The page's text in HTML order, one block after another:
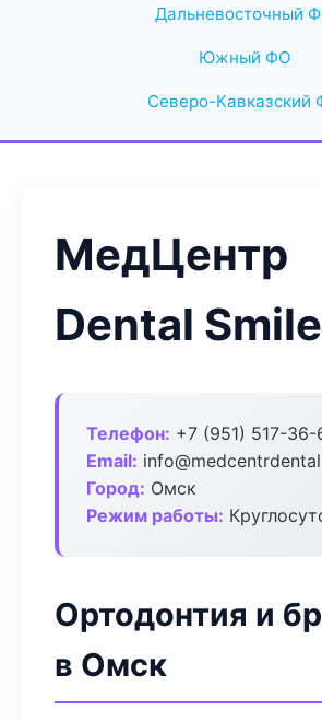
Дальневосточный
Южный ФО
Северо-Кавказский
МедЦентр
Dental Smile
Телефон: +7 (951) 517-36-
Email:
Город: Омск
Режим работы:
Ортодонтия и
в Омск